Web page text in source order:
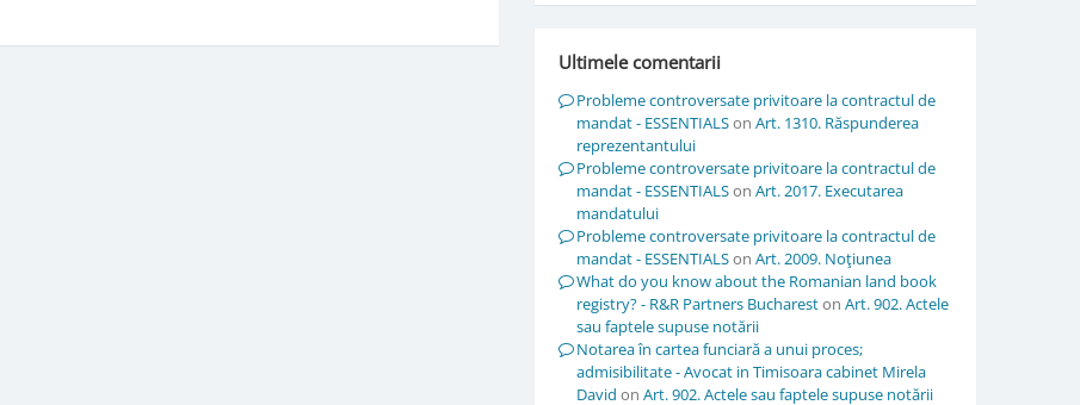
Ultimele comentarii
Probleme controversate privitoare la contractul de
mandat - ESSENTIALSon Art. 1310. Răspunderea
reprezentantului
Probleme controversate privitoare la contractul de
mandat - ESSENTIALSon Art. 2017. Executarea
mandatului
Probleme controversate privitoare la contractul de
mandat - ESSENTIALSon Art. 2009. Noţiunea
What do you know about the Romanian land book
registry? - R&R Partners Buchareston Art. 902. Actele
sau faptele supuse notării
Notarea în cartea funciară a unui proces;
admisibilitate - Avocat in Timisoara cabinet Mirela
David on Art. 902. Actele sau faptele supuse notării